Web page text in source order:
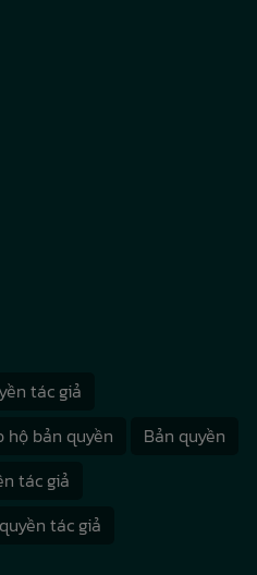
tác giả
hộ bản quyền
Bản quyền
tác giả
tác giả